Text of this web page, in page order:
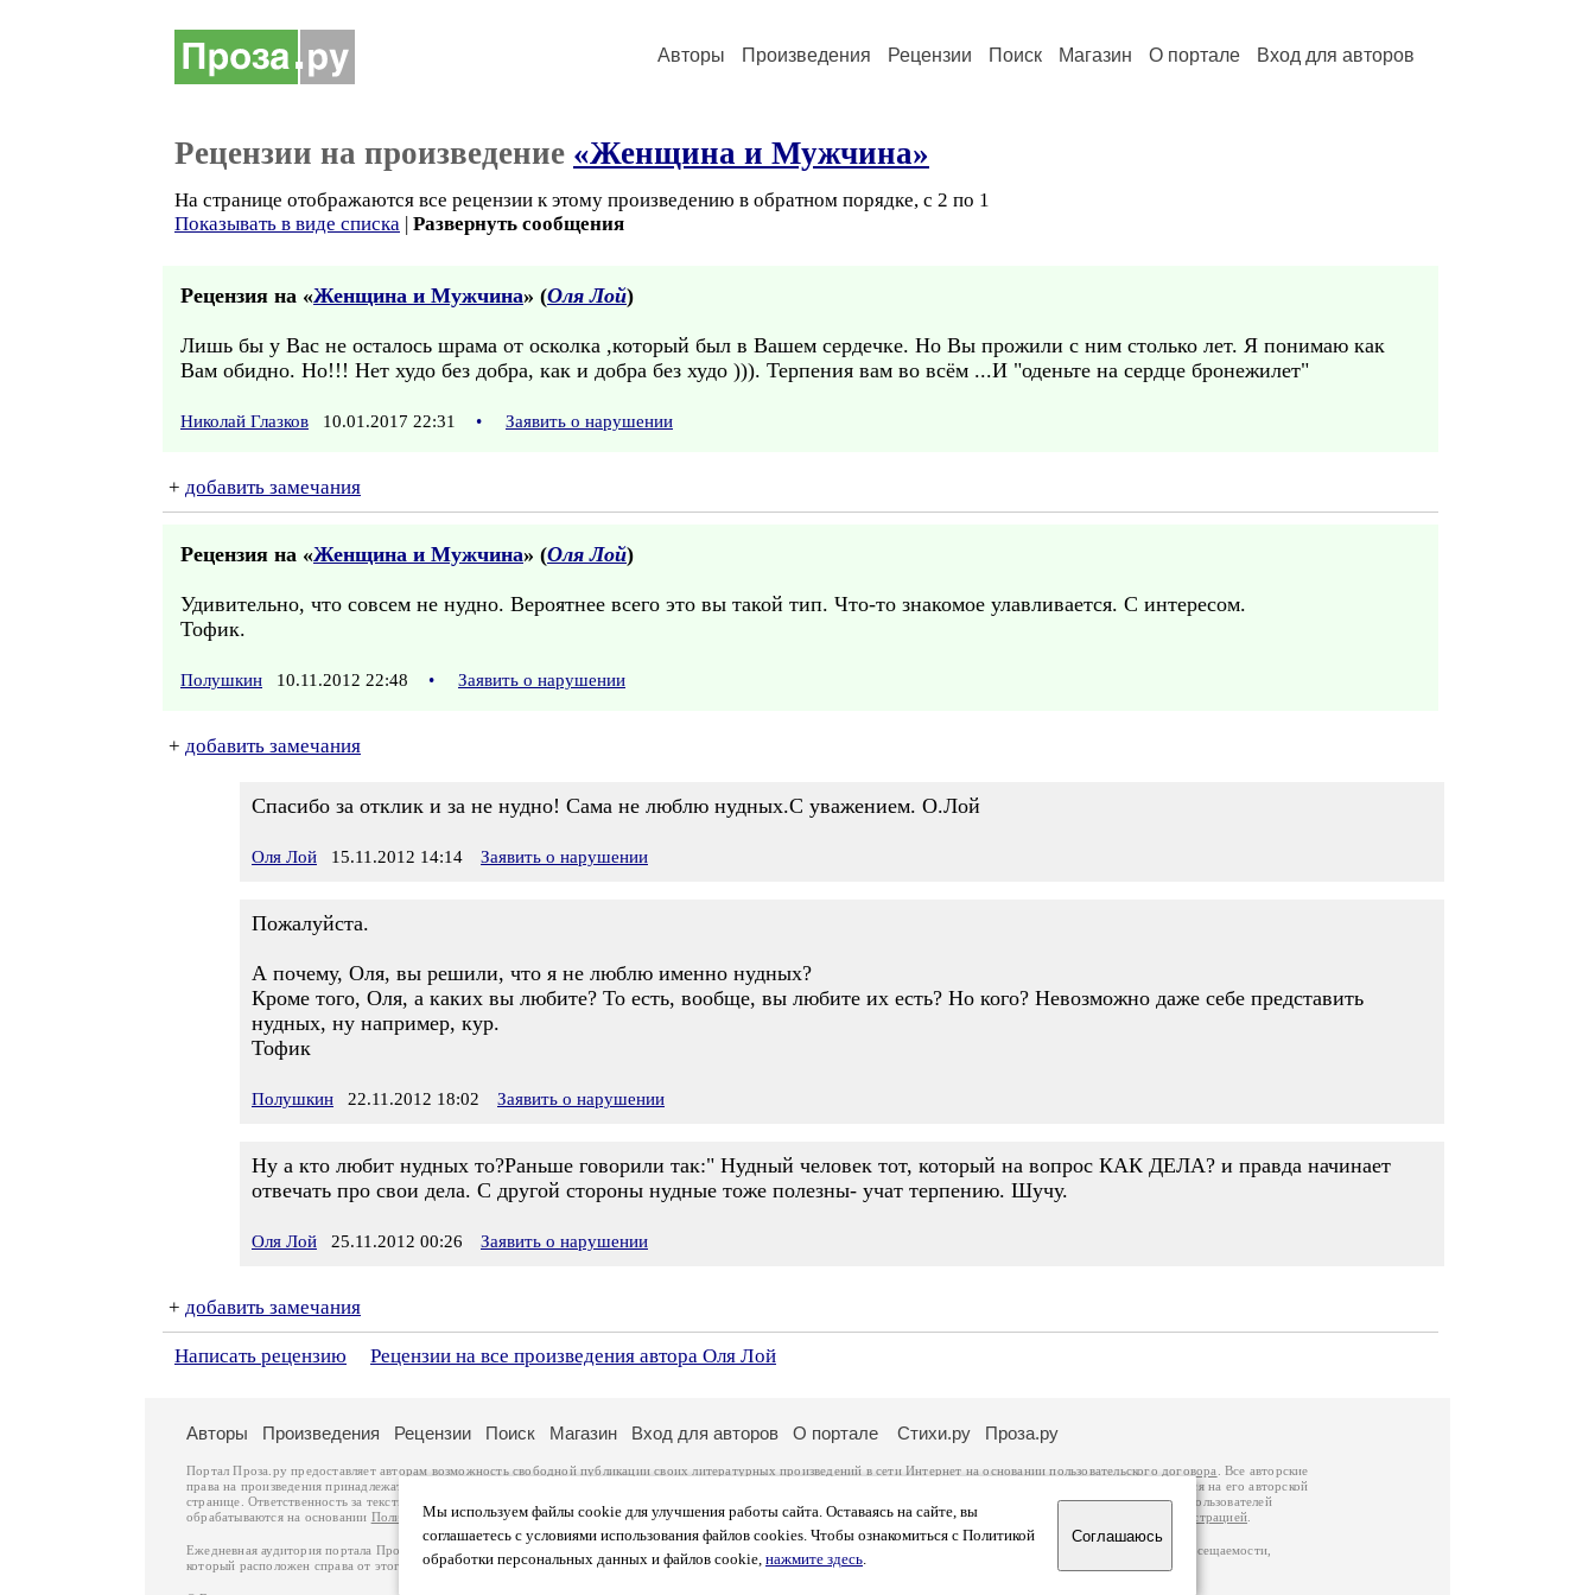
Авторы Произведения Рецензии Поиск Магазин О портале Вход для авторов
Рецензии на произведение «Женщина и Мужчина»
На странице отображаются все рецензии к этому произведению в обратном порядке, с 2 по 1
Показывать в виде списка | Развернуть сообщения
Рецензия на «Женщина и Мужчина» (Оля Лой)
Лишь бы у Вас не осталось шрама от осколка ,который был в Вашем сердечке. Но Вы прожили с ним столько лет. Я понимаю как
Вам обидно. Но!!! Нет худо без добра, как и добра без худо ))). Терпения вам во всём ...И "оденьте на сердце бронежилет"
Николай Глазков 10.01.2017 22:31 • Заявить о нарушении
+ добавить замечания
Рецензия на «Женщина и Мужчина» (Оля Лой)
Удивительно, что совсем не нудно. Вероятнее всего это вы такой тип. Что-то знакомое улавливается. С интересом.
Тофик.
Полушкин 10.11.2012 22:48 • Заявить о нарушении
+ добавить замечания
Спасибо за отклик и за не нудно! Сама не люблю нудных.С уважением. О.Лой
Оля Лой 15.11.2012 14:14 Заявить о нарушении
Пожалуйста.
А почему, Оля, вы решили, что я не люблю именно нудных?
Кроме того, Оля, а каких вы любите? То есть, вообще, вы любите их есть? Но кого? Невозможно даже себе представить
нудных, ну например, кур.
Тофик
Полушкин 22.11.2012 18:02 Заявить о нарушении
Ну а кто любит нудных то?Раньше говорили так:" Нудный человек тот, который на вопрос КАК ДЕЛА? и правда начинает
отвечать про свои дела. С другой стороны нудные тоже полезны- учат терпению. Шучу.
Оля Лой 25.11.2012 00:26 Заявить о нарушении
+ добавить замечания
Написать рецензию Рецензии на все произведения автора Оля Лой
Мы используем файлы cookie для улучшения работы сайта. Оставаясь на сайте, вы
соглашаетесь с условиями использования файлов cookies. Чтобы ознакомиться с Политикой
обработки персональных данных и файлов cookie, нажмите здесь.
Соглашаюсь
Авторы Произведения Рецензии Поиск Магазин Вход для авторов О портале Стихи.ру Проза.ру
Портал Проза.ру предоставляет авторам возможность свободной публикации своих литературных произведений в сети Интернет на основаниипользовательского договора
. Все авторские
права на произведения принадлежат авторам и охраняются
. Перепечатка произведений возможна только с согласия его автора, к которому вы можете обратиться на его авторской
странице. Ответственность за тексты произведений авторы несут самостоятельно на основании
законодательства Российской Федерации. Данные пользователей
обрабатываются на основании Политики обработки персональных данных. Вы также можете посмотреть более подробнуюинформацию о портале связаться с администрацией
Ежедневная аудитория портала Проза.ру – порядка 100 тысяч посетителей, которые в общей сумме просматривают более полумиллиона страниц по данным счетчика посещаемости,
который расположен справа от этого текста. В каждой графе указано по две цифры: количество просмотров и количество посетителей.